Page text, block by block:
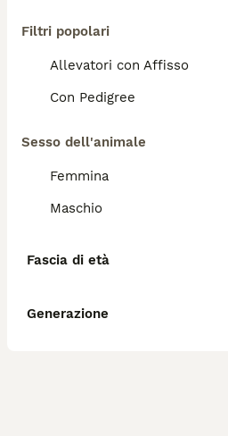
Filtri popolari
Allevatori con Affisso
Con Pedigree
Sesso dell'animale
Femmina
Maschio
Fascia di età
Generazione